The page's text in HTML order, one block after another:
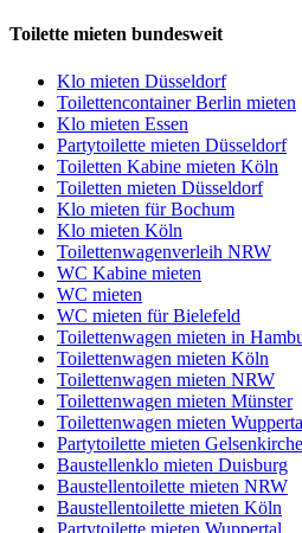
Toilette mieten bundesweit
Klo mieten Düsseldorf
Toilettencontainer Berlin mieten
Klo mieten Essen
Partytoilette mieten Düsseldorf
Toiletten Kabine mieten Köln
Toiletten mieten Düsseldorf
Klo mieten für Bochum
Klo mieten Köln
Toilettenwagenverleih NRW
WC Kabine mieten
WC mieten
WC mieten für Bielefeld
Toilettenwagen mieten in
Toilettenwagen mieten Köln
Toilettenwagen mieten NRW
Toilettenwagen mieten Münster
Toilettenwagen mieten
Partytoilette mieten
Baustellenklo mieten Duisburg
Baustellentoilette mieten NRW
Baustellentoilette mieten Köln
Partytoilette mieten Wuppertal